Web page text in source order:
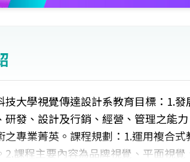
技大學視覺傳達設計系教育目標：1.
研發、設計及行銷、經營、管理之能
之專業菁英。課程規劃：1.運用複合
2.課程主要內容為品牌視覺、平面視